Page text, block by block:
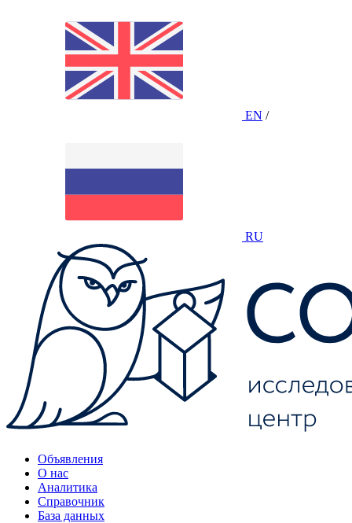
EN /
RU
Объявления
О нас
Аналитика
Справочник
База данных